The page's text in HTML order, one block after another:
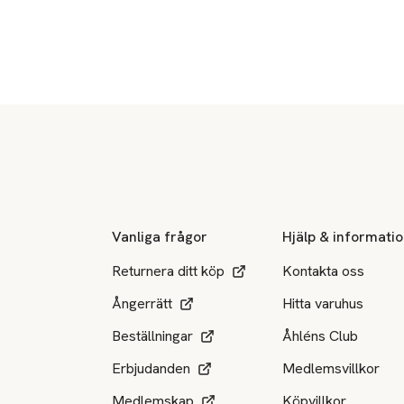
Vanliga frågor
Returnera ditt köp
Ångerrätt
Beställningar
Erbjudanden
Hjälp &
Kontakta oss
Hitta varuhus
Åhléns Club
Medlemsvillkor